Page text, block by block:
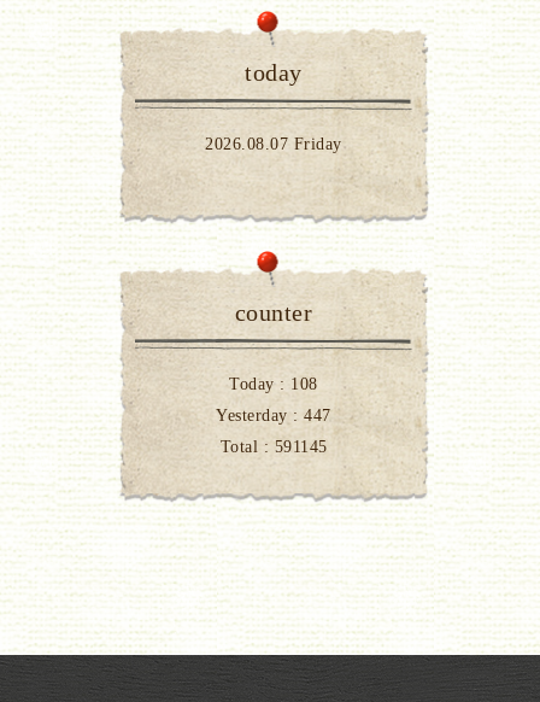
today
2026.08.07 Friday
counter
Today : 108
Yesterday :447
Total :591145